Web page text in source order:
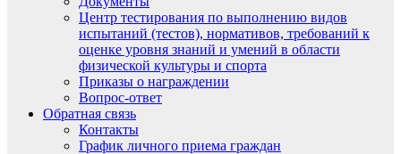
Центр тестирования по выполнению видов
испытаний (тестов), нормативов, требований к
оценке уровня знаний и умений в области
физической культуры и спорта
Приказы о награждении
Вопрос-ответ
Обратная связь
Контакты
График личного приема граждан